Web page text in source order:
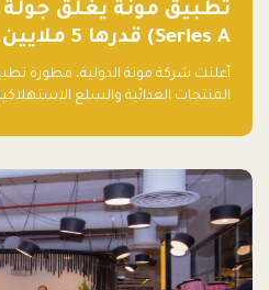
Series A) قدرها 5 ملايين ريال
أعلنت شركة مونة الدولية، مطورة
المنتجات الغذائية والسلع
دولار أمريكي)، بقيادة شركتي دعم